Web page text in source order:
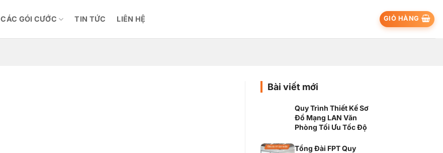
CÁC GÓI CƯỚC TIN TỨC LIÊN HỆ GIỎ HÀNG
Bài viết mới
Quy Trình Thiết Kế Sơ
Đồ Mạng LAN Văn
Phòng Tối Ưu Tốc Độ
Tổng Đài FPT Quy